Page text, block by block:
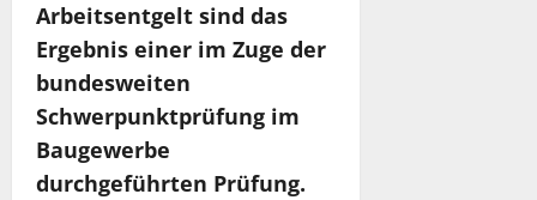
Arbeitsentgelt sind das
Ergebnis einer im Zuge der
bundesweiten
Schwerpunktprüfung im
Baugewerbe
durchgeführten Prüfung.